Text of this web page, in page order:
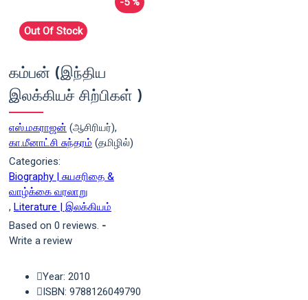
Out Of Stock
கம்பன் (இந்திய
இலக்கியச் சிற்பிகள் )
எஸ்.மகராஜன் (ஆசிரியர்),
கா.மீனாட்சி சுந்தரம் (தமிழில்)
Categories:
Biography | சுயசரிதை &
வாழ்க்கை வரலாறு
, Literature | இலக்கியம்
Based on 0 reviews. -
Write a review
Year: 2010
ISBN: 9788126049790